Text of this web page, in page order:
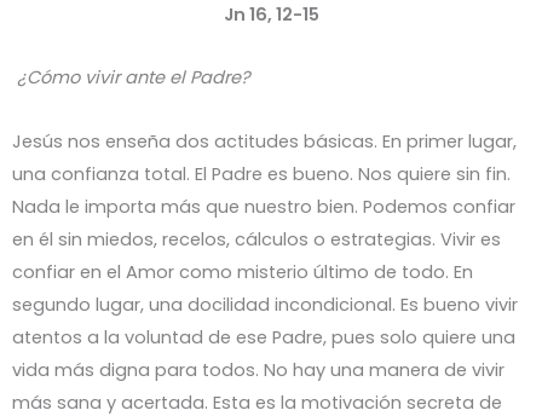
Jn 16, 12-15
¿Cómo vivir ante el Padre?
Jesús nos enseña dos actitudes básicas. En primer lugar,
una confianza total. El Padre es bueno. Nos quiere sin fin.
Nada le importa más que nuestro bien. Podemos confiar
en él sin miedos, recelos, cálculos o estrategias. Vivir es
confiar en el Amor como misterio último de todo. En
segundo lugar, una docilidad incondicional. Es bueno vivir
atentos a la voluntad de ese Padre, pues solo quiere una
vida más digna para todos. No hay una manera de vivir
más sana y acertada. Esta es la motivación secreta de